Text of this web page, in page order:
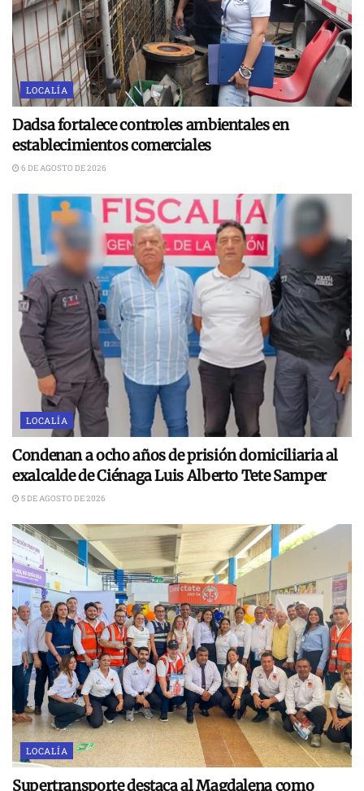
LOCALÍA
Dadsa fortalece controles ambientales en
establecimientos comerciales
6 DE AGOSTO DE 2026
LOCALÍA
Condenan a ocho años de prisión domiciliaria al
exalcalde de Ciénaga Luis Alberto Tete Samper
5 DE AGOSTO DE 2026
LOCALÍA
Supertransporte destaca al Magdalena como